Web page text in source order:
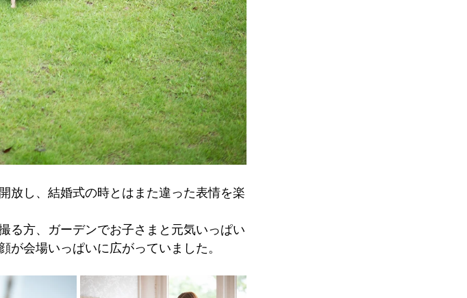
放し、結婚式の時とはまた違った表情を楽
る方、ガーデンでお子さまと元気いっぱい
会場いっぱいに広がっていました。